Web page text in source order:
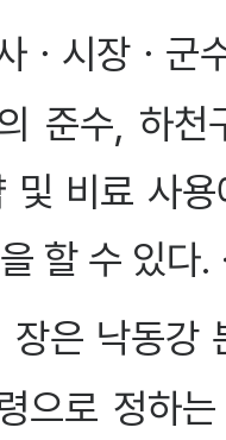
ㆍ시장ㆍ군
준수, 하천
및 비료 사
할 수 있
장은 낙동강
으로 정하